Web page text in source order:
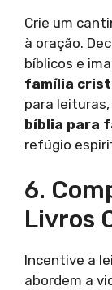
Crie um
à oração.
bíblicos e
família
para
bíblia para
refúgio
6.
Livros
Incentive a
abordem a